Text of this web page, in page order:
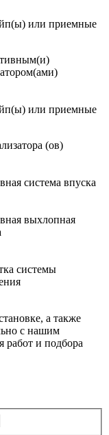
или приемные
или приемные
(ов)
система впуска
выхлопная
системы
а также
с нашим
работ и подбора